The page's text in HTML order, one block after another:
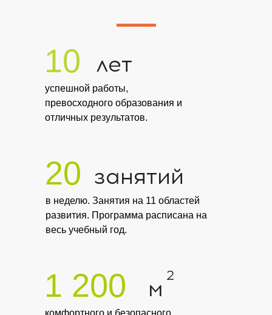
10 лет
успешной работы,
превосходного образования и
отличных результатов.
1 200 м
комфортного и безопасного
2
20 занятий
в неделю. Занятия на 11 областей
развития. Программа расписана на
весь учебный год.